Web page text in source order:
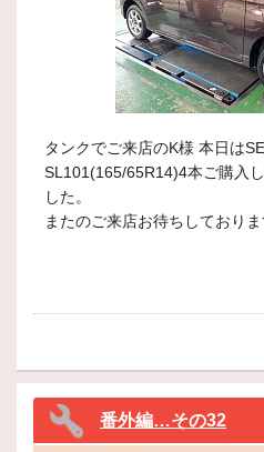
タンクでご来店のK様 本日は
SL101(165/65R14)4本ご購入
した。
またのご来店お待ちしておりま
番外編…その32